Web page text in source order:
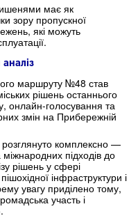
має як
зору пропускної
які можуть
маршруту №48 став
рішень останнього
онлайн-голосування та
змін на Прибережній
комплексно —
підходів до
рішень у сфері
інфраструктури і
увагу приділено тому,
участь і